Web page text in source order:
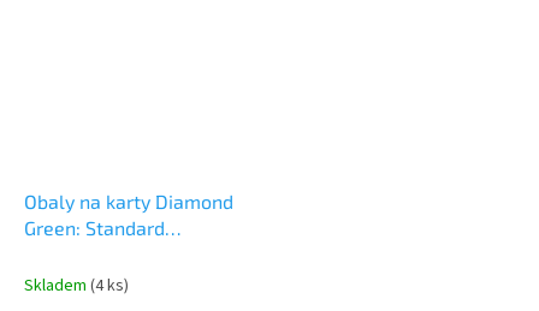
Obaly na karty Diamond
Green: Standard
Skladem (4 ks)